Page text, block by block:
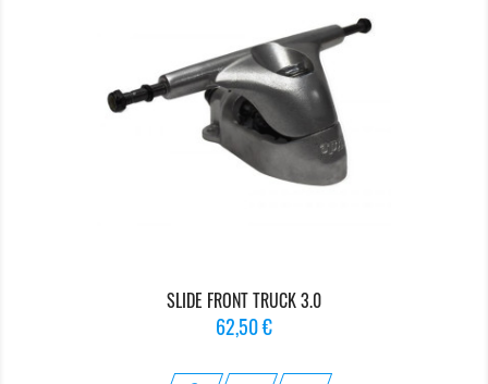
SLIDE FRONT TRUCK 3.0
Prix
62,50 €